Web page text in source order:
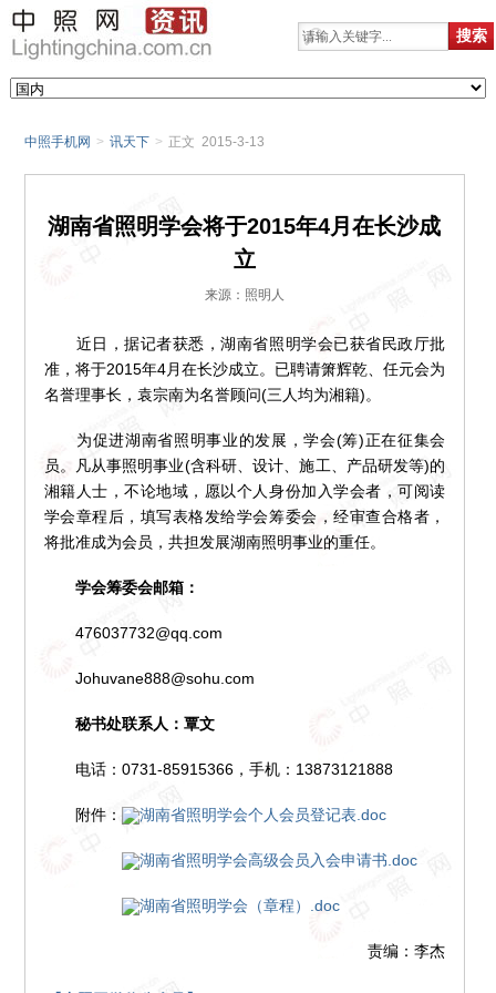
中照手机网 > 讯天下 > 正文 2015-3-13
湖南省照明学会将于2015年4月在长沙成
立
来源：照明人
近日，据记者获悉，湖南省照明学会已获省民政厅批
准，将于2015年4月在长沙成立。已聘请箫辉乾、任元会为
名誉理事长，袁宗南为名誉顾问(三人均为湘籍)。
为促进湖南省照明事业的发展，学会(筹)正在征集会
员。凡从事照明事业(含科研、设计、施工、产品研发等)的
湘籍人士，不论地域，愿以个人身份加入学会者，可阅读
学会章程后，填写表格发给学会筹委会，经审查合格者，
将批准成为会员，共担发展湖南照明事业的重任。
学会筹委会邮箱：
476037732@qq.com
Johuvane888@sohu.com
秘书处联系人：覃文
电话：0731-85915366，手机：13873121888
附件： 湖南省照明学会个人会员登记表.doc
湖南省照明学会高级会员入会申请书.doc
湖南省照明学会（章程）.doc
责编：李杰